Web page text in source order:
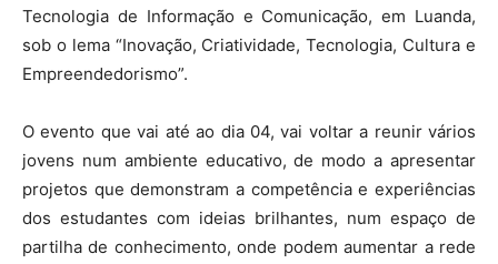
Tecnologia de Informação e Comunicação, em Luanda,
sob o lema “Inovação, Criatividade, Tecnologia, Cultura e
Empreendedorismo”.
O evento que vai até ao dia 04, vai voltar a reunir vários
jovens num ambiente educativo, de modo a apresentar
projetos que demonstram a competência e experiências
dos estudantes com ideias brilhantes, num espaço de
partilha de conhecimento, onde podem aumentar a rede